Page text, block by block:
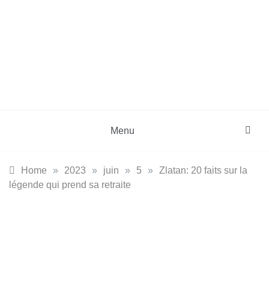
Menu
Home » 2023 » juin » 5 » Zlatan: 20 faits sur la
légende qui prend sa retraite